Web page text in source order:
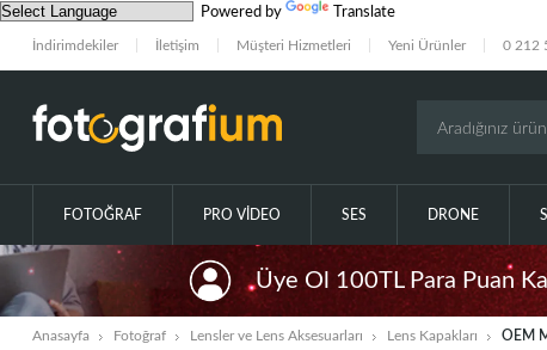
Powered by Translate
İndirimdekiler İletişim Müşteri Hizmetleri Yeni Ürünler 0 212
FOTOĞRAF PRO VIDEO SES DRONE
Üye Ol 100TL Para Puan
Anasayfa Fotoğraf Lensler ve Lens Aksesuarları Lens Kapakları OEM